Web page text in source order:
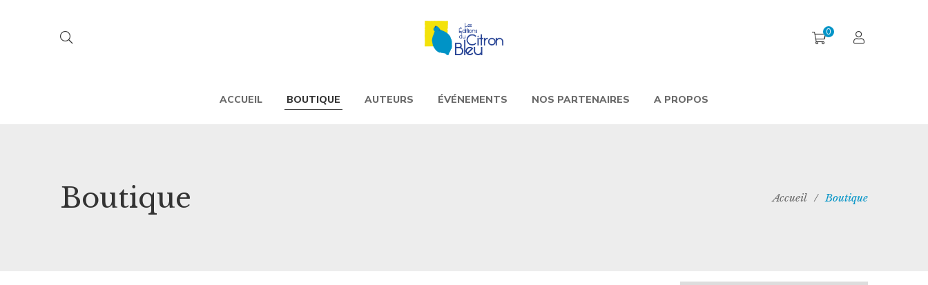
0
ACCUEIL BOUTIQUE AUTEURS ÉVÉNEMENTS NOS PARTENAIRES A PROPOS
Boutique Accueil / Boutique